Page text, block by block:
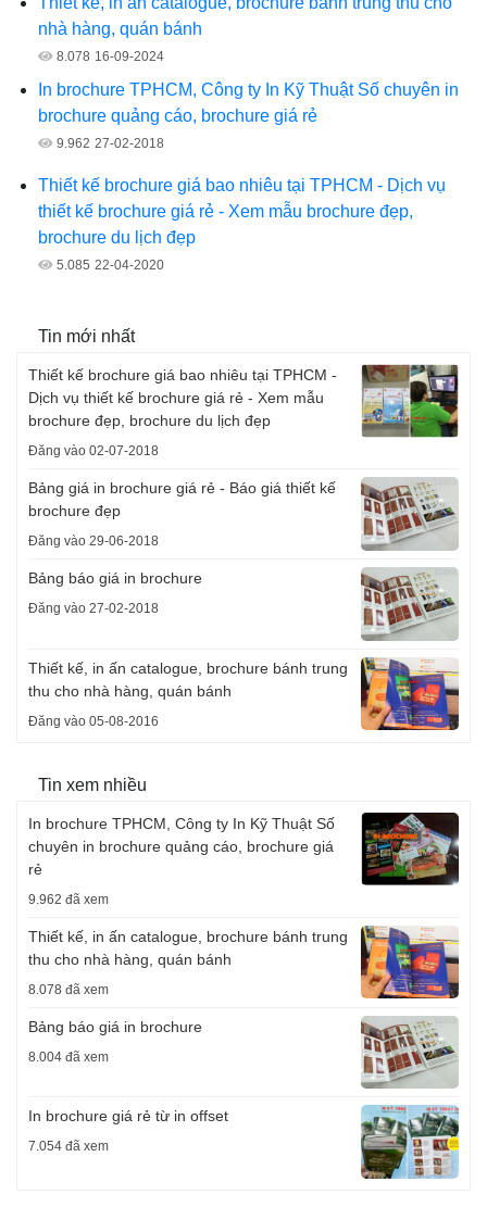
nhà hàng, quán bánh
8.078 16-09-2024
In brochure TPHCM, Công ty In Kỹ Thuật Số chuyên in
brochure quảng cáo, brochure giá rẻ
9.962 27-02-2018
Thiết kế brochure giá bao nhiêu tại TPHCM - Dịch vụ
thiết kế brochure giá rẻ - Xem mẫu brochure đẹp,
brochure du lịch đẹp
5.085 22-04-2020
Tin mới nhất
Thiết kế brochure giá bao nhiêu tại TPHCM -
Dịch vụ thiết kế brochure giá rẻ - Xem mẫu
brochure đẹp, brochure du lịch đẹp
Đăng vào 02-07-2018
Bảng giá in brochure giá rẻ - Báo giá thiết kế
brochure đẹp
Đăng vào 29-06-2018
Bảng báo giá in brochure
Đăng vào 27-02-2018
Thiết kế, in ấn catalogue, brochure bánh trung
thu cho nhà hàng, quán bánh
Đăng vào 05-08-2016
Tin xem nhiều
In brochure TPHCM, Công ty In Kỹ Thuật Số
chuyên in brochure quảng cáo, brochure giá
rẻ
9.962 đã xem
Thiết kế, in ấn catalogue, brochure bánh trung
thu cho nhà hàng, quán bánh
8.078 đã xem
Bảng báo giá in brochure
8.004 đã xem
In brochure giá rẻ từ in offset
7.054 đã xem